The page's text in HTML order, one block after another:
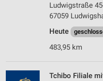
Ludwigstraße
67059
Heute
483,95 km
Tchibo Filiale